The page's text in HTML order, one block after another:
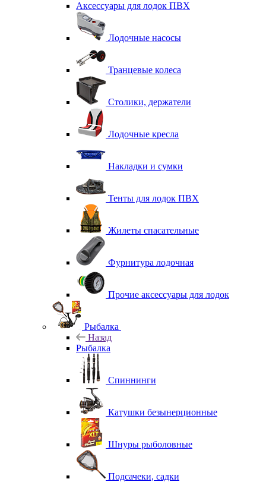
Аксессуары для лодок ПВХ
Лодочные насосы
Транцевые колеса
Столики, держатели
Лодочные кресла
Накладки и сумки
Тенты для лодок ПВХ
Жилеты спасательные
Фурнитура лодочная
Прочие аксессуары для лодок
Рыбалка
Назад
Рыбалка
Спиннинги
Катушки безынерционные
Шнуры рыболовные
Подсачеки, садки